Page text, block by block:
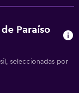
Paraíso
seleccionadas por